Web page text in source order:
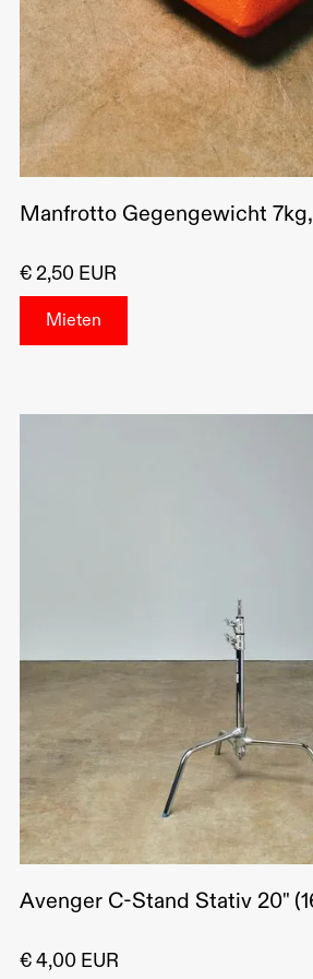
Manfrotto Gegengewicht
€ 2,50 EUR
Avenger C-Stand Stativ 20"
€ 4,00 EUR